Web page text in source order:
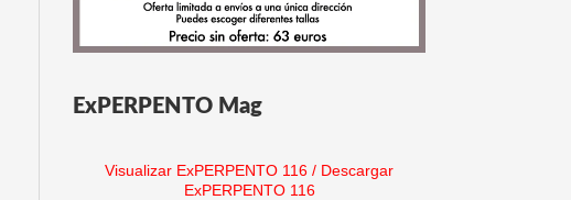
ExPERPENTO Mag
Visualizar ExPERPENTO 116 / Descargar
ExPERPENTO 116